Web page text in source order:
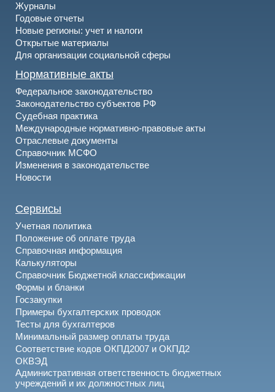
Журналы
Годовые отчеты
Новые регионы: учет и налоги
Открытые материалы
Для организации социальной сферы
Нормативные акты
Федеральное законодательство
Законодательство субъектов РФ
Судебная практика
Международные нормативно-правовые акты
Отраслевые документы
Справочник МСФО
Изменения в законодательстве
Новости
Сервисы
Учетная политика
Положение об оплате труда
Справочная информация
Калькуляторы
Справочник Бюджетной классификации
Формы и бланки
Госзакупки
Примеры бухгалтерских проводок
Тесты для бухгалтеров
Минимальный размер оплаты труда
Соответствие кодов ОКПД2007 и ОКПД2
ОКВЭД
Административная ответственность бюджетных
учреждений и их должностных лиц